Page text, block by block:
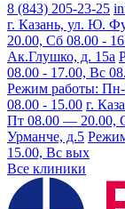
8 (843) 205-23-25
г. Казань, ул. Ю.
20.00, Сб 08.00 -
Ак.Глушко, д. 15а
08.00 - 17.00, Вс
Режим работы:
08.00 - 15.00 г.
Пт 08.00 — 20.00,
Урманче, д.5
15.00, Вс вых
Все клиники